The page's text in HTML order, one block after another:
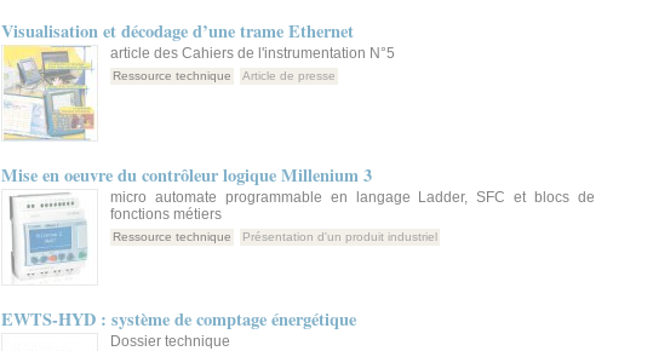
Visualisation et décodage d’une trame Ethernet
article des Cahiers de l'instrumentation N°5
Ressource technique Article de presse
Mise en oeuvre du contrôleur logique Millenium 3
micro automate programmable en langage Ladder, SFC et blocs de
fonctions métiers
Ressource technique Présentation d'un produit industriel
EWTS-HYD : système de comptage énergétique
Dossier technique